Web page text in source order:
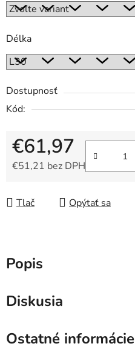
Délka
Dostupnosť
Kód:
€61,97
€51,21 bez DPH
Tlač Opýtať sa
Popis
Diskusia
Ostatné informácie